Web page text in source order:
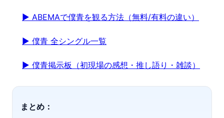
▶ ABEMAで僕青を観る方法（無料/有料の違い）
▶ 僕青 全シングル一覧
▶ 僕青掲示板（初現場の感想・推し語り・雑談）
まとめ：